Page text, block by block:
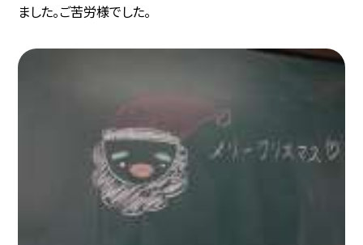
ました。ご苦労様でした。